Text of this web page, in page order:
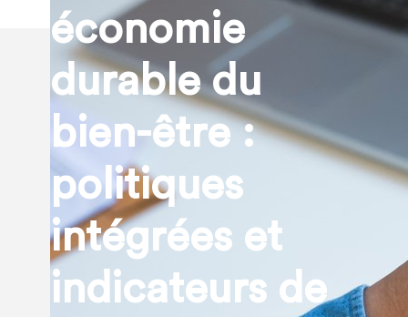
économie
durable du
bien-être :
politiques
intégrées et
indicateurs de